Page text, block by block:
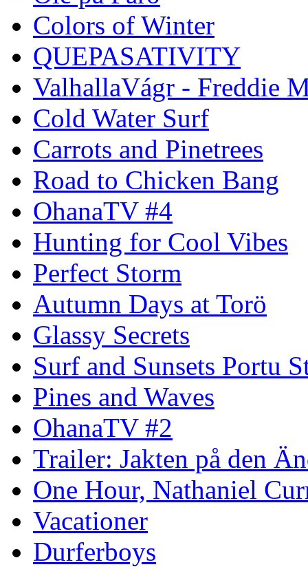
Colors of Winter
QUEPASATIVITY
ValhallaVágr - Freddie
Cold Water Surf
Carrots and Pinetrees
Road to Chicken Bang
OhanaTV #4
Hunting for Cool Vibes
Perfect Storm
Autumn Days at Torö
Glassy Secrets
Surf and Sunsets Portu
Pines and Waves
OhanaTV #2
Trailer: Jakten på den
One Hour, Nathaniel
Vacationer
Durferboys